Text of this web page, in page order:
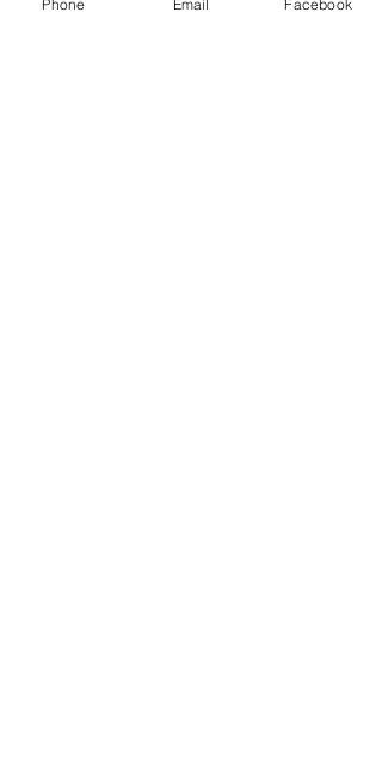
Phone Email Facebook